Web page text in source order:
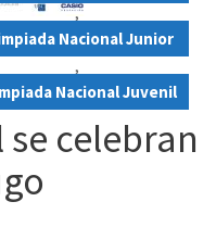
,
Nacional Junior
,
Nacional Juvenil
celebran